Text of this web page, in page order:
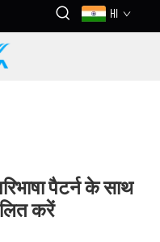
HI
पैटर्न के साथ
करें